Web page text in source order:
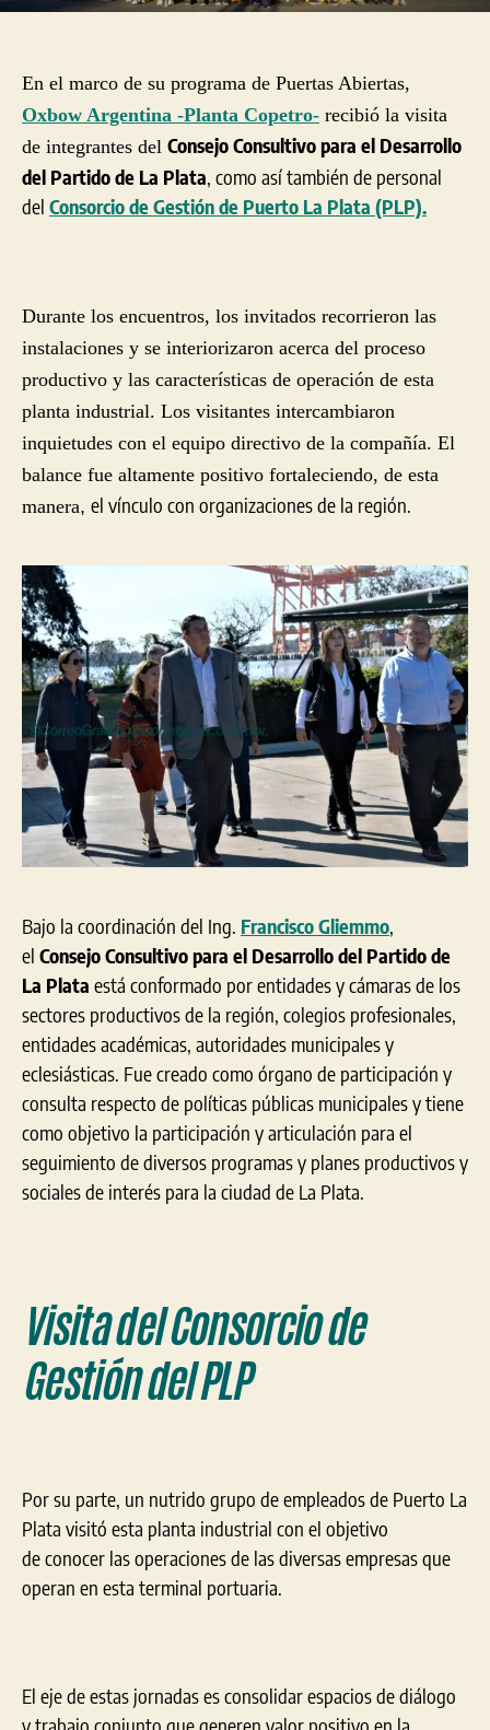
En el marco de su programa de Puertas Abiertas,
Oxbow Argentina -Planta Copetro- recibió la visita
de integrantes del Consejo Consultivo para el Desarrollo
del Partido de La Plata, como así también de personal
del Consorcio de Gestión de Puerto La Plata (PLP).
Durante los encuentros, los invitados recorrieron las
instalaciones y se interiorizaron acerca del proceso
productivo y las características de operación de esta
planta industrial. Los visitantes intercambiaron
inquietudes con el equipo directivo de la compañía. El
balance fue altamente positivo fortaleciendo, de esta
manera, el vínculo con organizaciones de la región.
Bajo la coordinación del Ing. Francisco Gliemmo,
el Consejo Consultivo para el Desarrollo del Partido de
La Plata está conformado por entidades y cámaras de los
sectores productivos de la región, colegios profesionales,
entidades académicas, autoridades municipales y
eclesiásticas. Fue creado como órgano de participación y
consulta respecto de políticas públicas municipales y tiene
como objetivo la participación y articulación para el
seguimiento de diversos programas y planes productivos y
sociales de interés para la ciudad de La Plata.
Visita del Consorcio de
Gestión del PLP
Por su parte, un nutrido grupo de empleados de Puerto La
Plata visitó esta planta industrial con el objetivo
de conocer las operaciones de las diversas empresas que
operan en esta terminal portuaria.
El eje de estas jornadas es consolidar espacios de diálogo